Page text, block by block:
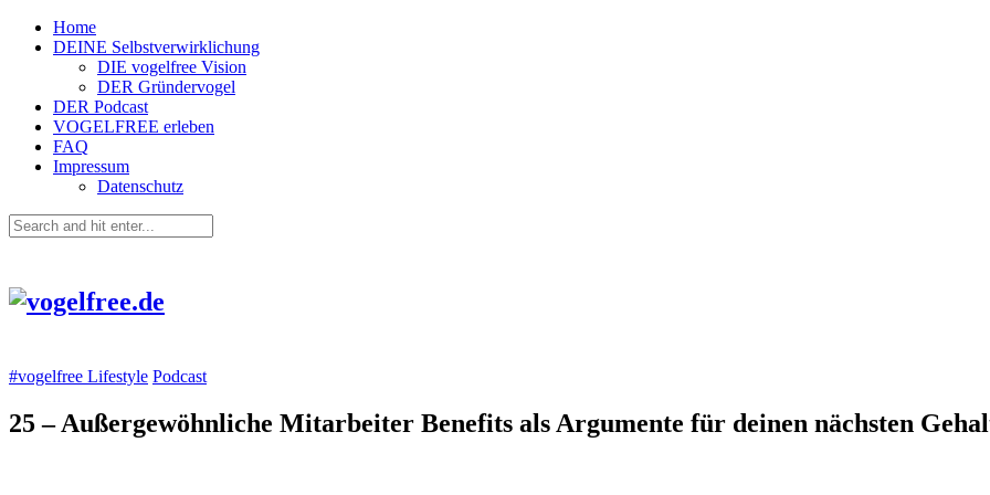
Home
DEINE Selbstverwirklichung
DIE vogelfree Vision
DER Gründervogel
DER Podcast
VOGELFREE erleben
FAQ
Impressum
Datenschutz
#vogelfree Lifestyle Podcast
25 – Außergewöhnliche Mitarbeiter Benefits als Argumente für deinen nächsten